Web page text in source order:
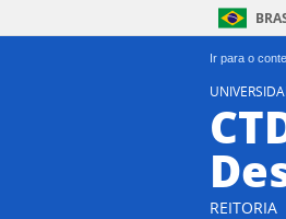
Ir para o
REITORIA